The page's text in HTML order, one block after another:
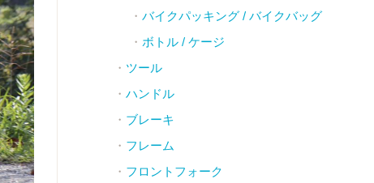
バイクパッキング / バイクバッグ
ボトル / ケージ
ツール
ハンドル
ブレーキ
フレーム
フロントフォーク